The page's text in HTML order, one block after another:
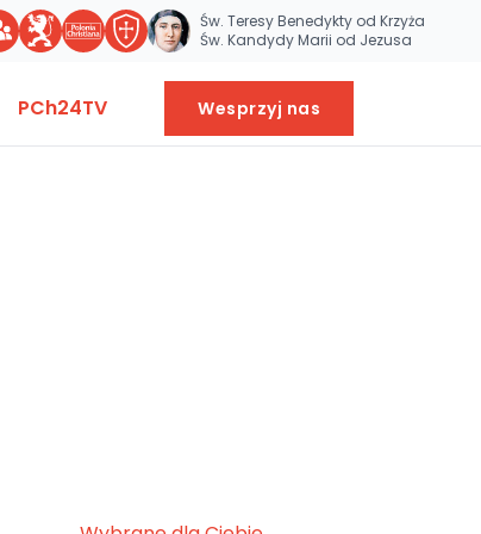
Św. Teresy Benedykty od Krzyża
Św. Kandydy Marii od Jezusa
PCh24TV Wesprzyj nas